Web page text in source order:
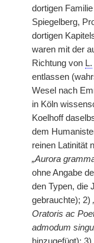
dortigen
Spiegelberg,
dortigen
waren mit der
Richtung von L.
entlassen
Wesel nach
in Köln
Koelhoff
dem
reinen Latinität
„Aurora
ohne Angabe
den Typen, die
gebrauchte); 2)
Oratoris ac
admodum